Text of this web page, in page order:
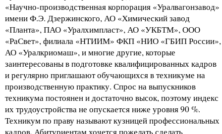
«Научно-производственная корпорация «Уралвагонзавод»
имени Ф.Э. Дзержинского, АО «Химический завод
«Планта», ПАО «Уралхимпласт», АО «УКБТМ», ООО
«РаСвет», филиала «НТИИМ» ФКП «НИО «ГБИП России»,
АО «Уралкриомаш», и многие другие, которые
заинтересованы в подготовке квалифицированных кадров
и регулярно приглашают обучающихся в техникуме на
производственную практику. Спрос на выпускников
техникума постоянен и достаточно высок, поэтому индекс
их трудоустройства не опускается ниже уровня 90 %.
Техникум по праву называют кузницей профессиональных